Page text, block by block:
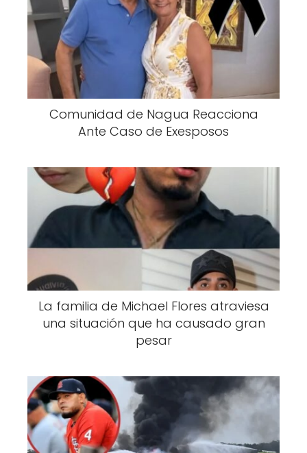
Comunidad de Nagua Reacciona
Ante Caso de Exesposos
La familia de Michael Flores atraviesa
una situación que ha causado gran
pesar